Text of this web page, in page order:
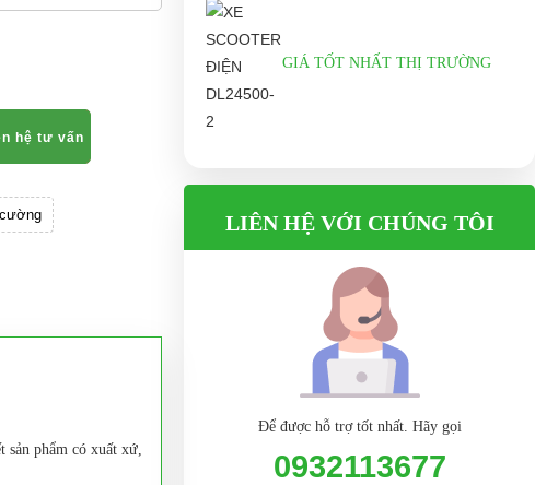
hệ tư vấn
phẩm có xuất xứ,
GIÁ TỐT NHẤT THỊ TRƯỜNG
LIÊN HỆ VỚI CHÚNG TÔI
Để được hỗ trợ tốt nhất. Hãy gọi
0932113677